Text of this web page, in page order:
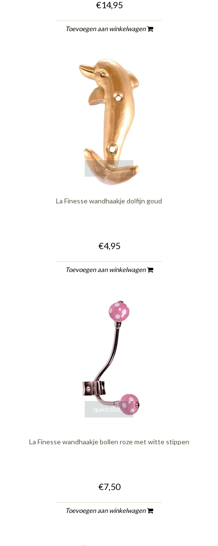
€14,95
Toevoegen aan winkelwagen
quickshop
La Finesse wandhaakje dolfijn goud
€4,95
Toevoegen aan winkelwagen
quickshop
La Finesse wandhaakje bollen roze met witte stippen
€7,50
Toevoegen aan winkelwagen